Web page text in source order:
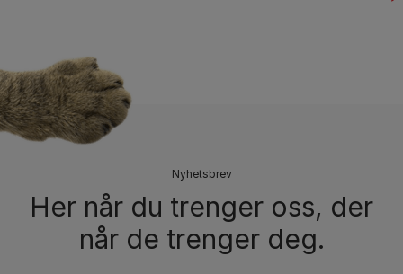
Nyhetsbrev
Her når du trenger oss, der
når de trenger deg.